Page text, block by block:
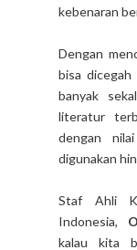
kebenaran
Dengan
bisa dicegah
banyak
literatur
dengan
digunakan
Staf Ahli
Indonesia,
kalau kita